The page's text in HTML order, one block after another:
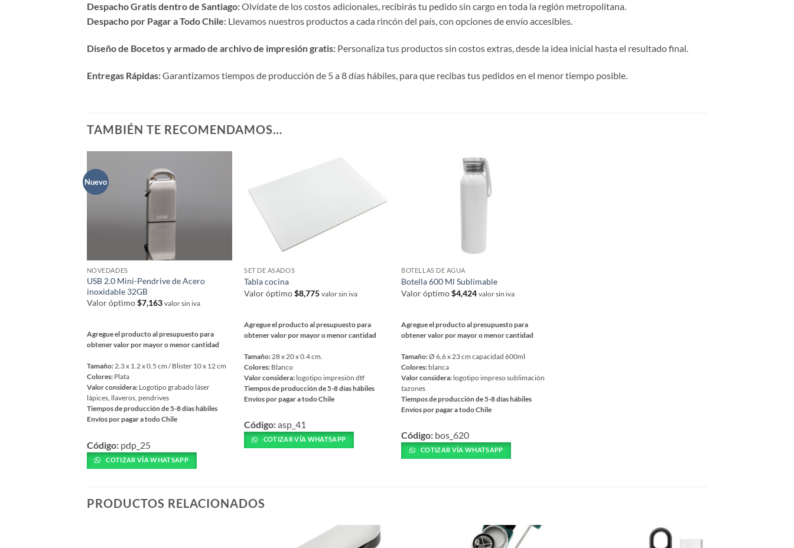
Despacho Gratis dentro de Santiago:Olvídate de los costos adicionales, recibirás tu pedido sin cargo en toda la región metropolitana.
Despacho por Pagar a Todo Chile: Llevamos nuestros productos a cada rincón del país, con opciones de envío accesibles.
Diseño de Bocetos y armado de archivo de impresión gratis: Personaliza tus productos sin costos extras, desde la idea inicial hasta el resultado final.
Entregas Rápidas:Garantizamos tiempos de producción de 5 a 8 días hábiles, para que recibas tus pedidos en el menor tiempo posible.
TAMBIÉN TE RECOMENDAMOS…
Nuevo
NOVEDADES
USB 2.0 Mini-Pendrive de Acero
inoxidable 32GB
Valor óptimo$7,163 valor sin iva
Agregue el producto al presupuesto para
obtener valor por mayor o menor cantidad
Tamaño: 2.3 x 1.2 x 0.5 cm / Blister 10 x 12 cm
Colores: Plata
Valor considera: Logotipo grabado láser
lápices, llaveros, pendrives
Tiempos de producción de 5-8 días hábiles
Envíos por pagar a todo Chile
producto
tiene
Las
Código: pdp_25
COTIZAR VÍA WHATSAPP
SET DE ASADOS
Tabla cocina
Valor óptimo$8,775 valor sin iva
Agregue el producto al presupuesto para
obtener valor por mayor o menor cantidad
Tamaño: 28 x 20 x 0.4 cm.
Colores: Blanco
Valor considera: logotipo impresión dtf
Tiempos de producción de 5-8 días hábiles
Envíos por pagar a todo Chile
producto
tiene
se
Código:asp_41
COTIZAR VÍA WHATSAPP
BOTELLAS DE AGUA
Botella 600 Ml Sublimable
Valor óptimo$4,424 valor sin iva
Agregue el producto al presupuesto para
obtener valor por mayor o menor cantidad
Tamaño:Ø 6,6 x 23 cm capacidad 600ml
Colores: blanca
Valor considera: logotipo impreso sublimación
tazones
Tiempos de producción de 5-8 días hábiles
Envíos por pagar a todo Chile
producto
tiene
Código: bos_620
COTIZAR VÍA WHATSAPP
PRODUCTOS RELACIONADOS